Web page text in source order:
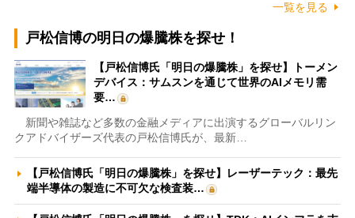
一覧を見る
戸松信博の明日の爆騰株を探せ！
【戸松信博氏「明日の爆騰株」を探せ】トーメン
デバイス：サムスンを通じて世界のAIメモリ需
要…
新聞や雑誌など多数の金融メディアに出演するグローバルリン
クアドバイザーズ代表の戸松信博氏が、最新…
【戸松信博氏「明日の爆騰株」を探せ】レーザーテック：最先
端半導体の製造に不可欠な検査装…